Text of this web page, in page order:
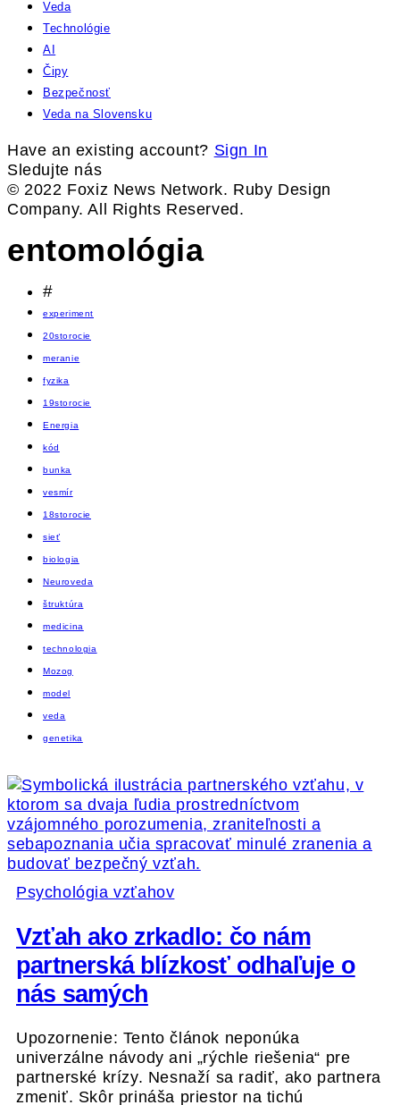
Veda
Technológie
AI
Čipy
Bezpečnosť
Veda na Slovensku
Have an existing account? Sign In
Sledujte nás
© 2022 Foxiz News Network. Ruby Design
Company. All Rights Reserved.
entomológia
#
experiment
20storocie
meranie
fyzika
19storocie
Energia
kód
bunka
vesmír
18storocie
sieť
biologia
Neuroveda
štruktúra
medicina
technologia
Mozog
model
veda
genetika
Psychológia vzťahov
Vzťah ako zrkadlo: čo nám
partnerská blízkosť odhaľuje o
nás samých
Upozornenie: Tento článok neponúka
univerzálne návody ani „rýchle riešenia“ pre
partnerské krízy. Nesnaží sa radiť, ako partnera
zmeniť. Skôr prináša priestor na tichú